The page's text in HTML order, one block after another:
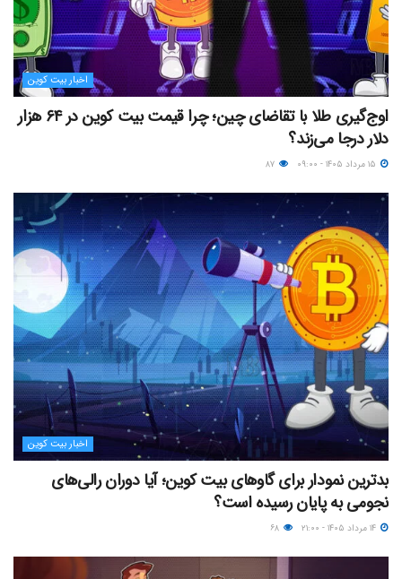
اخبار بیت کوین
اوج‌گیری طلا با تقاضای چین؛ چرا قیمت بیت کوین در ۶۴ هزار
دلار درجا می‌زند؟
اخبار بیت کوین
بدترین نمودار برای گاوهای بیت کوین؛ آیا دوران رالی‌های
نجومی به پایان رسیده است؟